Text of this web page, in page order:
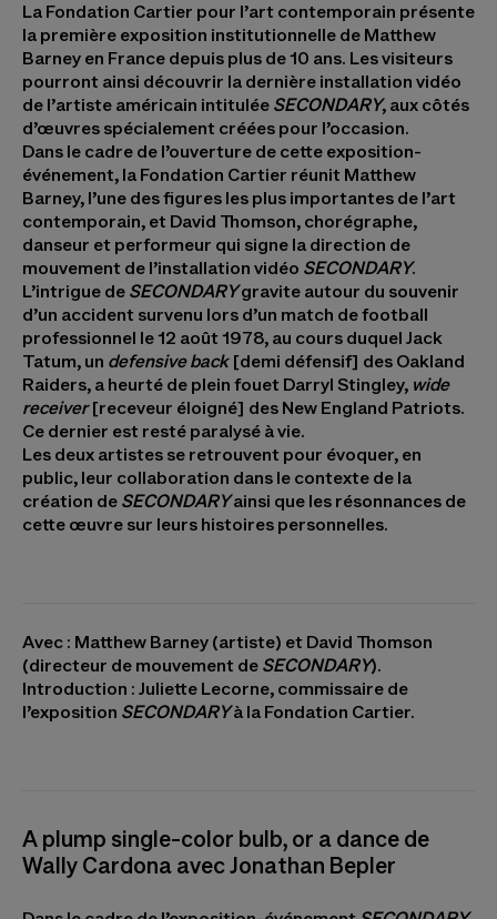
La Fondation Cartier pour l’art contemporain présente
la première exposition institutionnelle de Matthew
Barney en France depuis plus de 10 ans. Les visiteurs
pourront ainsi découvrir la dernière installation vidéo
de l’artiste américain intitulée SECONDARY, aux côtés
d’œuvres spécialement créées pour l’occasion.
Dans le cadre de l’ouverture de cette exposition-
événement, la Fondation Cartier réunit Matthew
Barney, l’une des figures les plus importantes de l’art
contemporain, et David Thomson, chorégraphe,
danseur et performeur qui signe la direction de
mouvement de l’installation vidéo SECONDARY.
L’intrigue de SECONDARYgravite autour du souvenir
d’un accident survenu lors d’un match de football
professionnel le 12 août 1978, au cours duquel Jack
Tatum, un defensive back[demi défensif] des Oakland
Raiders, a heurté de plein fouet Darryl Stingley, wide
receiver[receveur éloigné] des New England Patriots.
Ce dernier est resté paralysé à vie.
Les deux artistes se retrouvent pour évoquer, en
public, leur collaboration dans le contexte de la
création de SECONDARYainsi que les résonnances de
cette œuvre sur leurs histoires personnelles.
Avec : Matthew Barney (artiste) et David Thomson
(directeur de mouvement de SECONDARY).
Introduction : Juliette Lecorne, commissaire de
l’exposition SECONDARYà la Fondation Cartier.
A plump single-color bulb, or a dance de
Wally Cardona avec Jonathan Bepler